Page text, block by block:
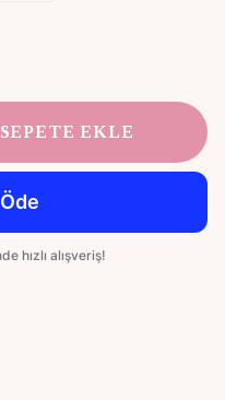
SEPETE EKLE